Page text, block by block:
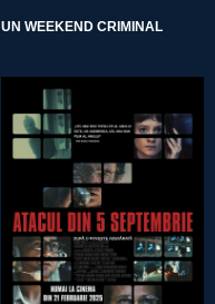
UN WEEKEND CRIMINAL